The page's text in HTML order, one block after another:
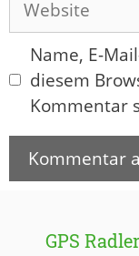
Name, E-
diesem
Kommentar
GPS Radler